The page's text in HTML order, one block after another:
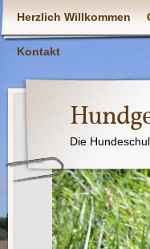
Herzlich Willkommen
Kontakt
Die